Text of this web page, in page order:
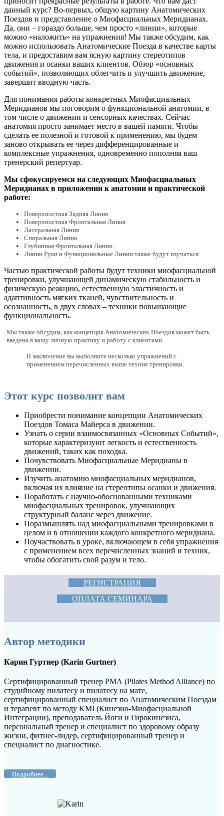
данный курс? Во-первых, общую картину Анатомических
Поездов и представление о Миофасциальных Меридианах.
Да, они – гораздо больше, чем просто «линии», которые
можно «наложить» на упражнения! Мы также обсудим, как
можно использовать Анатомические Поезда в качестве карты
тела, и предоставим вам ясную картину стереотипов
движения и осанки ваших клиентов. Обзор «основных
событий», позволяющих облегчить и улучшить движение,
завершит вводную часть.
Для понимания работы конкретных Миофасциальных
Меридианов мы поговорим о функциональной анатомии, в
том числе о движении и сенсорных качествах. Сейчас
анатомия просто занимает место в вашей памяти. Чтобы
сделать ее полезной и готовой к применению, мы будем
заново открывать ее через дифференцированные и
комплексные упражнения, одновременно пополняя ваш
тренерский репертуар.
Мы сфокусируемся на следующих Миофасциальных
Меридианах в приложении к анатомии и практической
работе:
Поверхностная Задняя Линия
Поверхностная Фронтальная Линия
Латеральная Линия
Спиральная Линия
Глубинная Фронтальная Линия.
Линии Руки и Функциональные Линии также будут изучаться.
Частью практической работы будут техники миофасциальной
тренировки, улучшающей динамическую стабильность и
физическую реакцию, естественную эластичность и
адаптивность мягких тканей, чувствительность и
осознанность, в двух словах – техники повышающие
функциональность.
Мы также обсудим, как концепция Анатомических Поездов может быть
введена в вашу личную практику и работу с клиентами.
В заключение вы выполните несколько упражнений с
применением перечисленных выше техник тренировки.
Этот курс позволит вам
Приобрести понимание концепции Анатомических
Поездов Томаса Майерса в движении.
Узнать о серии взаимосвязанных «Основных Событий»,
которые характеризуют легкость и естественность
движений, таких как походка.
Почувствовать Миофасциальные Меридианы в
движении.
Изучить анатомию миофасциальных меридианов,
включая их влияние на стереотипы осанки и движения.
Поработать с научно-обоснованными техниками
миофасциальных тренировок, улучшающих
структурный баланс через движение.
Поразмышлять над миофасциальными тренировками в
целом и в отношении каждого конкретного меридиана.
Поучаствовать в уроке, включающем в себя упражнения
с применением всех перечисленных знаний и техник,
чтобы обогатить свой разум и тело.
РЕГИСТРАЦИЯ
ОПЛАТА СЕМИНАРА
Автор методики
Карин Гуртнер (Karin Gurtner)
Сертифицированный тренер РМА (Pilates Method Alliance) по
студийному пилатесу и пилатесу на мате,
сертифицированный специалист по Анатомическим Поездам
и терапевт по методу KMI (Кинезио-Миофасциальной
Интеграции), преподаватель Йоги и Гирокинезиса,
персональный тренер и специалист по здоровому образу
жизни, фитнес-лидер, сертифицированный тренер и
специалист по диагностике.
Подробнее...